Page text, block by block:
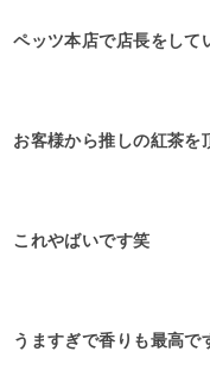
ペッツ本店で店長をして
お客様から推しの紅茶を
これやばいです笑
うますぎで香りも最高で